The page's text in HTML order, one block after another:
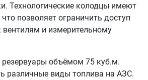
Технологические колодцы имеют
позволяет ограничить доступ
вентилям и измерительному
объёмом 75 куб.м.
различные виды топлива на АЗС.